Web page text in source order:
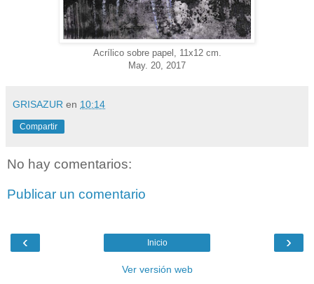
Acrílico sobre papel, 11x12 cm.
May. 20, 2017
GRISAZUR en 10:14
Compartir
No hay comentarios:
Publicar un comentario
‹ ›
Inicio
Ver versión web